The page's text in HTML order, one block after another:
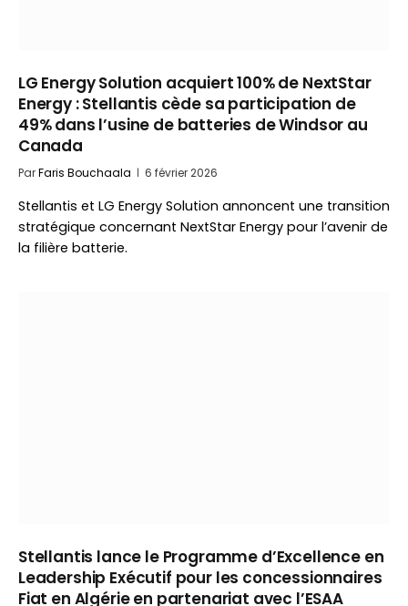
LG Energy Solution acquiert 100% de NextStar
Energy : Stellantis cède sa participation de
49% dans l’usine de batteries de Windsor au
Canada
ParFaris Bouchaala 6 février 2026
Stellantis et LG Energy Solution annoncent une transition
stratégique concernant NextStar Energy pour l’avenir de
la filière batterie.
Stellantis lance le Programme d’Excellence en
Leadership Exécutif pour les concessionnaires
Fiat en Algérie en partenariat avec l’ESAA